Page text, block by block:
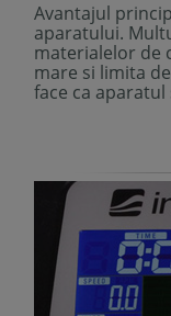
Avantajul
aparatului.
materialelor de
mare si limita
face ca